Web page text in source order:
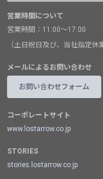
営業時間について
営業時間：11:00～17:00
（土日祝日及び、当社指定休
メールによるお問い合わせ
お問い合わせフォーム
コーポレートサイト
www.lostarrow.co.jp
STORIES
stories.lostarrow.co.jp